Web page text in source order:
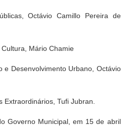
Octávio Camillo Pereira de
Mário Chamie
e Desenvolvimento Urbano, Octávio
Extraordinários, Tufi Jubran.
Governo Municipal, em 15 de abril